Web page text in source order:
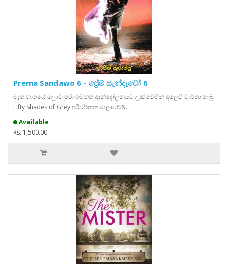
Prema Sandawo 6 - ප්‍රේම සැන්දෑවෝ 6
මෑත භාගයේ ලොව පුරා ඉමහත් ආන්දෝලනයට ලක්වෙමින් අලෙවි වාර්තා තැබූ
Fifty Shades of Grey පරිවර්තන මාලාවේ&..
Available
Rs. 1,500.00